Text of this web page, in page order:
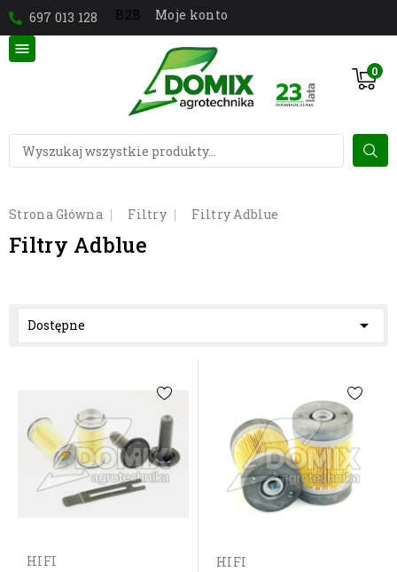
697 013 128 B2B Moje konto
0

Strona Główna Filtry Filtry Adblue
Filtry Adblue
Dostępne 
HIFI
HIFI